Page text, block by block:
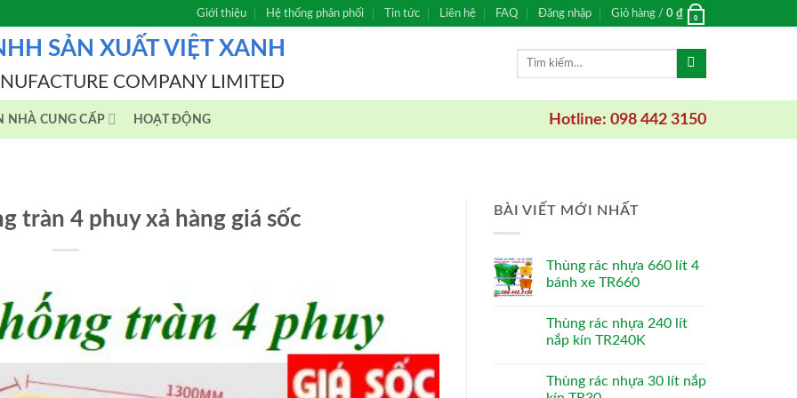
Giới thiệu Hệ thống phân phối Tin tức Liên hệ FAQ Đăng nhập Giỏ hàng / 0 ₫ 0
SẢN XUẤT VIỆT XANH
COMPANY LIMITED
Tìm
NHÀ CUNG CẤP HOẠT ĐỘNG Hotline: 098 442 3150
tràn 4 phuy xả hàng giá sốc BÀI VIẾT MỚI NHẤT
Thùng rác nhựa 660 lít 4
bánh xe TR660
Thùng rác nhựa 240 lít
nắp kín TR240K
Thùng rác nhựa 30 lít nắp